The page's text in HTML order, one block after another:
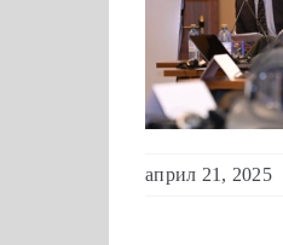
април 21, 2025